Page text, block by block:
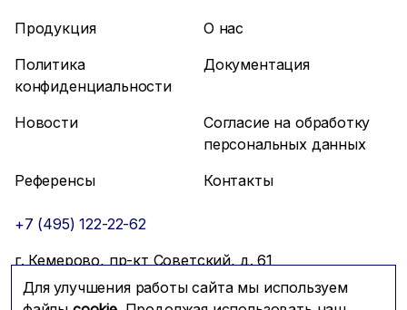
Для улучшения работы сайта мы используем
Продукция
О нас
Политика
конфиденциальности
Документация
Новости
Согласие на обработку
персональных данных
Референсы
Контакты
+7 (495) 122-22-62
г. Кемерово, пр-кт Советский, д. 61
info@mfmc.ru
Связаться с нами